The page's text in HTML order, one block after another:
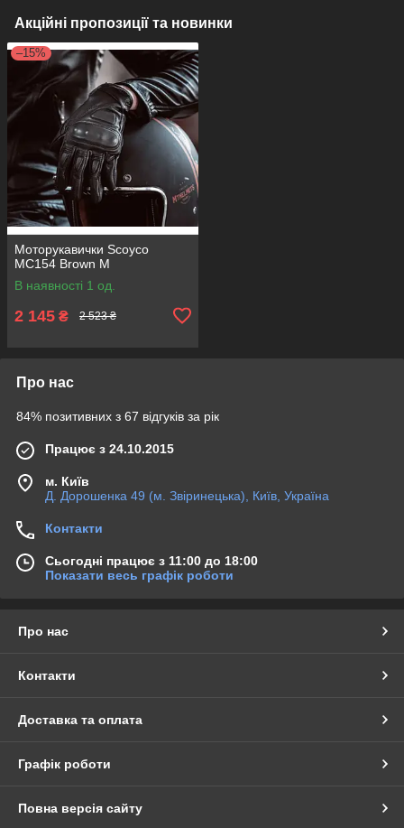
Акційні пропозиції та новинки
–15%
Моторукавички Scoyco
MC154 Brown M
В наявності 1 од.
2 145 ₴ 2 523 ₴
Про нас
84% позитивних з 67 відгуків за рік
Працює з 24.10.2015
м. Київ
Д. Дорошенка 49 (м. Звіринецька), Київ, Україна
Контакти
Сьогодні працює з 11:00 до 18:00
Показати весь графік роботи
Про нас
Контакти
Доставка та оплата
Графік роботи
Повна версія сайту